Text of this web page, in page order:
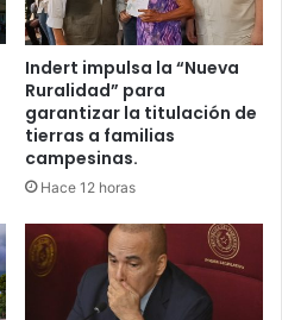
Indert impulsa la “Nueva
Ruralidad” para
garantizar la titulación de
tierras a familias
campesinas.
Hace 12 horas